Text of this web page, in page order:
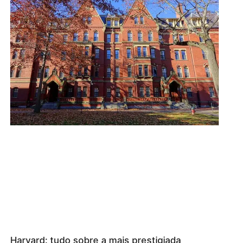
Harvard: tudo sobre a mais prestigiada